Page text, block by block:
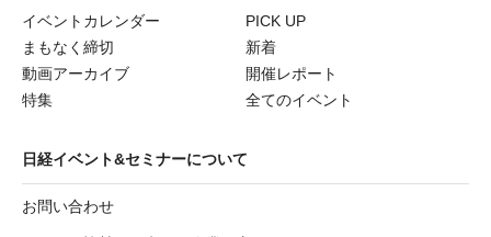
イベントカレンダー
PICK UP
まもなく締切
新着
動画アーカイブ
開催レポート
特集
全てのイベント
日経イベント&セミナーについて
お問い合わせ